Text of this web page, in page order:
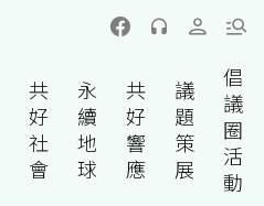
共
好
社
會
永
續
地
球
共
好
響
應
議
題
策
展
倡
議
圈
活
動